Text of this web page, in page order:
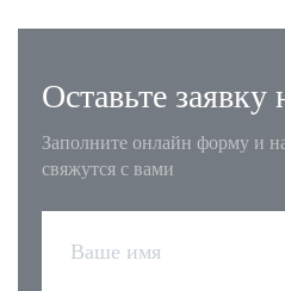
Оставьте заявку
Заполните онлайн форму и
свяжутся с вами